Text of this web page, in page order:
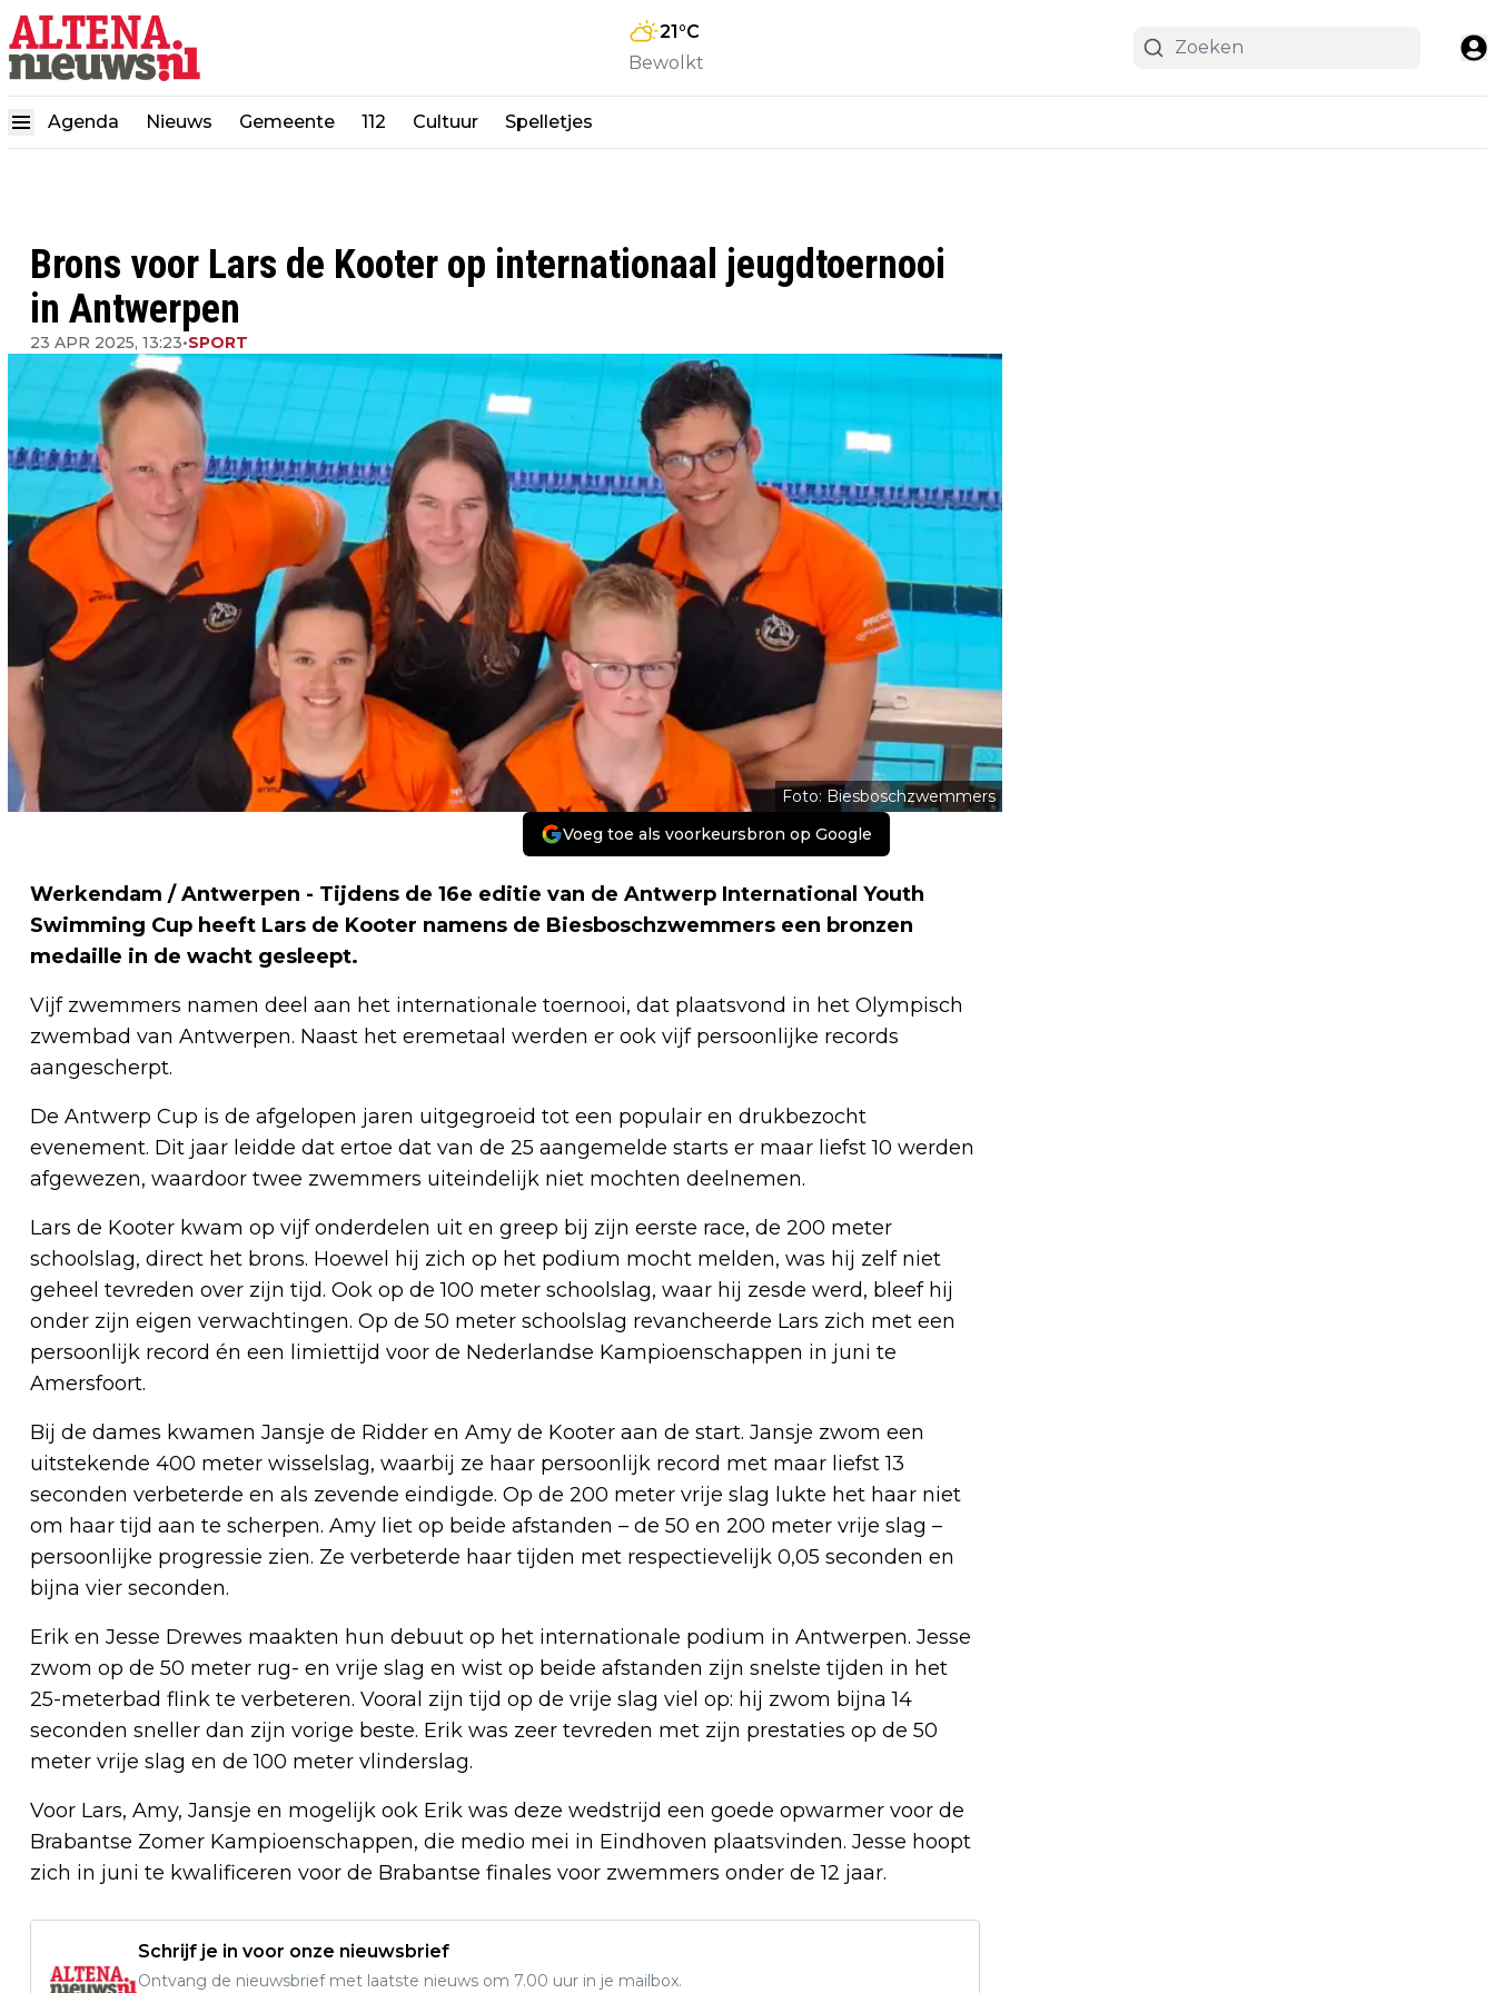
21°C
Bewolkt
Agenda Nieuws Gemeente 112 Cultuur Spelletjes
Brons voor Lars de Kooter op internationaal jeugdtoernooi
in Antwerpen
23 APR 2025, 13:23•SPORT
Foto: Biesboschzwemmers
Voeg toe als voorkeursbron op Google
Werkendam / Antwerpen - Tijdens de 16e editie van de Antwerp International Youth
Swimming Cup heeft Lars de Kooter namens de Biesboschzwemmers een bronzen
medaille in de wacht gesleept.
Vijf zwemmers namen deel aan het internationale toernooi, dat plaatsvond in het Olympisch
zwembad van Antwerpen. Naast het eremetaal werden er ook vijf persoonlijke records
aangescherpt.
De Antwerp Cup is de afgelopen jaren uitgegroeid tot een populair en drukbezocht
evenement. Dit jaar leidde dat ertoe dat van de 25 aangemelde starts er maar liefst 10 werden
afgewezen, waardoor twee zwemmers uiteindelijk niet mochten deelnemen.
Lars de Kooter kwam op vijf onderdelen uit en greep bij zijn eerste race, de 200 meter
schoolslag, direct het brons. Hoewel hij zich op het podium mocht melden, was hij zelf niet
geheel tevreden over zijn tijd. Ook op de 100 meter schoolslag, waar hij zesde werd, bleef hij
onder zijn eigen verwachtingen. Op de 50 meter schoolslag revancheerde Lars zich met een
persoonlijk record én een limiettijd voor de Nederlandse Kampioenschappen in juni te
Amersfoort.
Bij de dames kwamen Jansje de Ridder en Amy de Kooter aan de start. Jansje zwom een
uitstekende 400 meter wisselslag, waarbij ze haar persoonlijk record met maar liefst 13
seconden verbeterde en als zevende eindigde. Op de 200 meter vrije slag lukte het haar niet
om haar tijd aan te scherpen. Amy liet op beide afstanden – de 50 en 200 meter vrije slag –
persoonlijke progressie zien. Ze verbeterde haar tijden met respectievelijk 0,05 seconden en
bijna vier seconden.
Erik en Jesse Drewes maakten hun debuut op het internationale podium in Antwerpen. Jesse
zwom op de 50 meter rug- en vrije slag en wist op beide afstanden zijn snelste tijden in het
25-meterbad flink te verbeteren. Vooral zijn tijd op de vrije slag viel op: hij zwom bijna 14
seconden sneller dan zijn vorige beste. Erik was zeer tevreden met zijn prestaties op de 50
meter vrije slag en de 100 meter vlinderslag.
Voor Lars, Amy, Jansje en mogelijk ook Erik was deze wedstrijd een goede opwarmer voor de
Brabantse Zomer Kampioenschappen, die medio mei in Eindhoven plaatsvinden. Jesse hoopt
zich in juni te kwalificeren voor de Brabantse finales voor zwemmers onder de 12 jaar.
Schrijf je in voor onze nieuwsbrief
Ontvang de nieuwsbrief met laatste nieuws om 7.00 uur in je mailbox.